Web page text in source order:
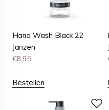
Hand Wash Black 22
Janzen
€8,95
Bestellen